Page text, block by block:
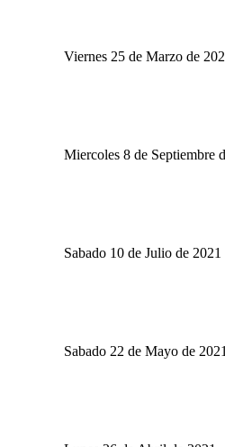
Viernes 25 de Marzo de
Miercoles 8 de Septiembre
Sabado 10 de Julio de 2021
Sabado 22 de Mayo de 2021